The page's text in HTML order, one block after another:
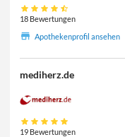
18 Bewertungen
Apothekenprofil ansehen
mediherz.de
19 Bewertungen